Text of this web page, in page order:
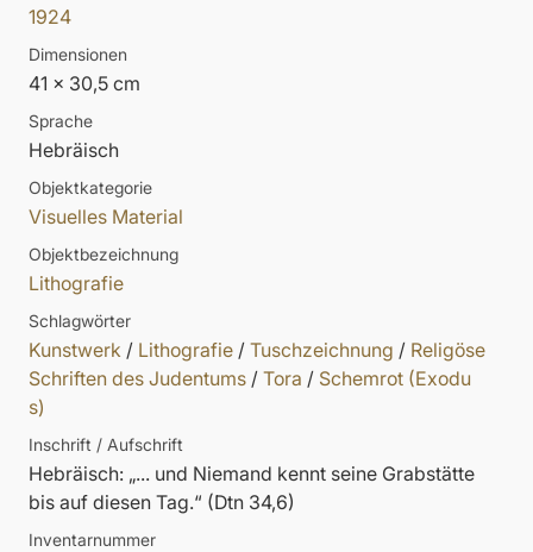
1924
Dimensionen
41 x 30,5 cm
Sprache
Hebräisch
Objektkategorie
Visuelles Material
Objektbezeichnung
Lithografie
Schlagwörter
Kunstwerk / Lithografie / Tuschzeichnung / Religöse
Schriften des Judentums / Tora / Schemrot (Exodu
s)
Inschrift / Aufschrift
Hebräisch: „... und Niemand kennt seine Grabstätte
bis auf diesen Tag.“ (Dtn 34,6)
Inventarnummer